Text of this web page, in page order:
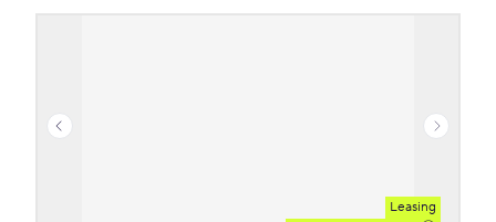
Leasing